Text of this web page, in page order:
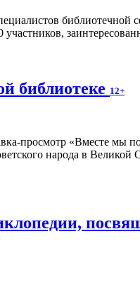
библиотечной
участников,
библиотеке 12+
просмотр «Вместе
народа в Великой